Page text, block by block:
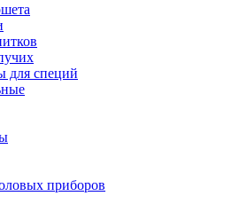
для специй
приборов